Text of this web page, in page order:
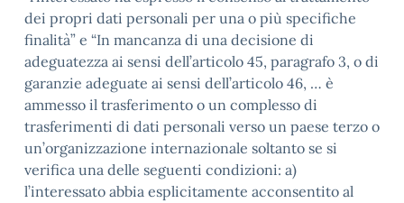
dei propri dati personali per una o più specifiche
finalità” e “In mancanza di una decisione di
adeguatezza ai sensi dell’articolo 45, paragrafo 3, o di
garanzie adeguate ai sensi dell’articolo 46, … è
ammesso il trasferimento o un complesso di
trasferimenti di dati personali verso un paese terzo o
un’organizzazione internazionale soltanto se si
verifica una delle seguenti condizioni: a)
l’interessato abbia esplicitamente acconsentito al